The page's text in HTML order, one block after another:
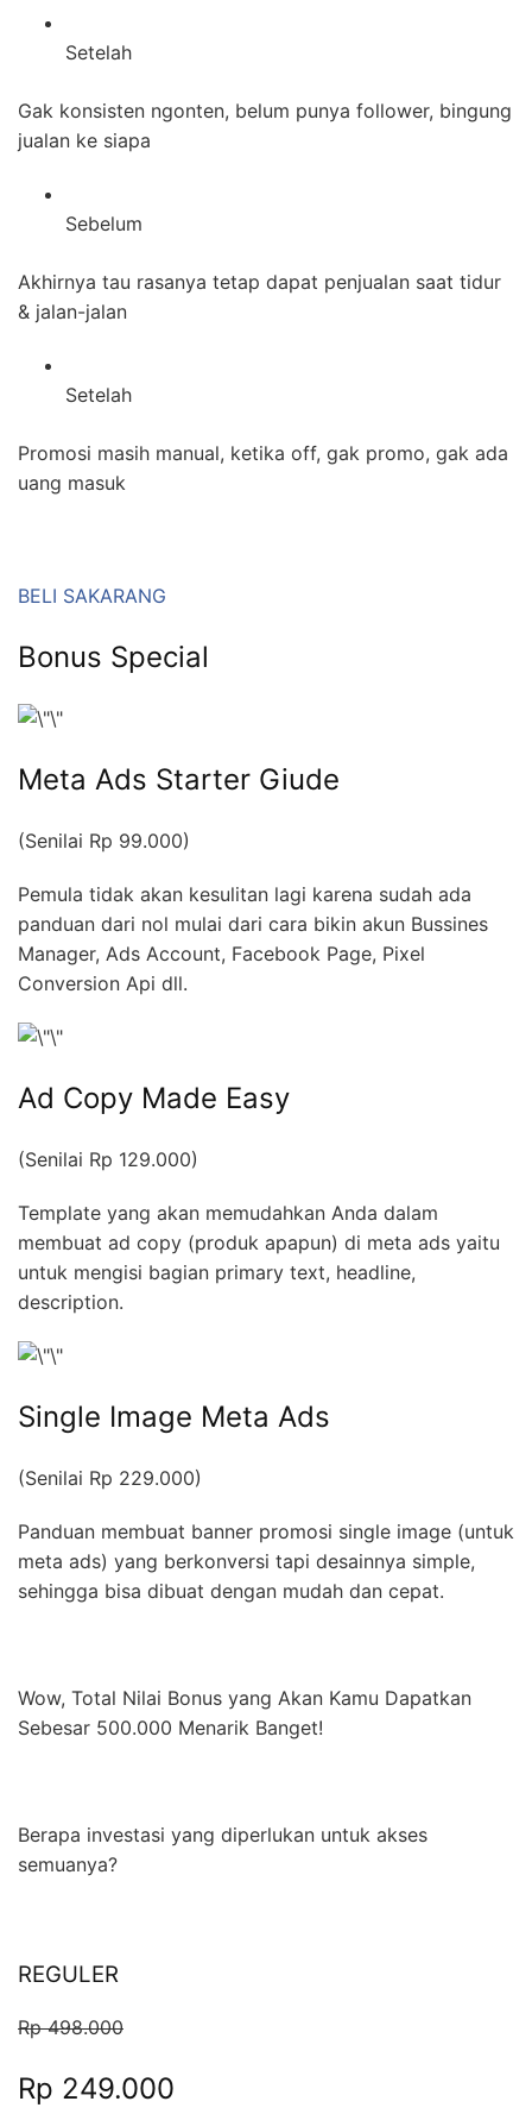
Setelah
Gak konsisten ngonten, belum punya follower, bingung
jualan ke siapa
Sebelum
Akhirnya tau rasanya tetap dapat penjualan saat tidur
& jalan-jalan
Setelah
Promosi masih manual, ketika off, gak promo, gak ada
uang masuk
BELI SAKARANG
Bonus Special
Meta Ads Starter Giude
(Senilai Rp 99.000)
Pemula tidak akan kesulitan lagi karena sudah ada
panduan dari nol mulai dari cara bikin akun Bussines
Manager, Ads Account, Facebook Page, Pixel
Conversion Api dll.
Ad Copy Made Easy
(Senilai Rp 129.000)
Template yang akan memudahkan Anda dalam
membuat ad copy (produk apapun) di meta ads yaitu
untuk mengisi bagian primary text, headline,
description.
Single Image Meta Ads
(Senilai Rp 229.000)
Panduan membuat banner promosi single image (untuk
meta ads) yang berkonversi tapi desainnya simple,
sehingga bisa dibuat dengan mudah dan cepat.
Wow, Total Nilai Bonus yang Akan Kamu Dapatkan
Sebesar 500.000 Menarik Banget!
Berapa investasi yang diperlukan untuk akses
semuanya?
REGULER
Rp 498.000
Rp 249.000